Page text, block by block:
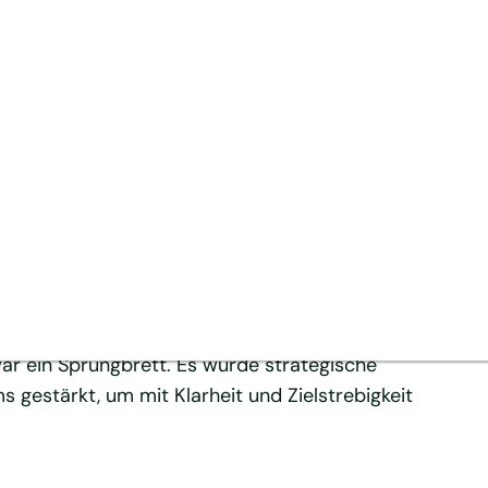
Packaging
ein Sprungbrett. Es wurde strategische
gestärkt, um mit Klarheit und Zielstrebigkeit